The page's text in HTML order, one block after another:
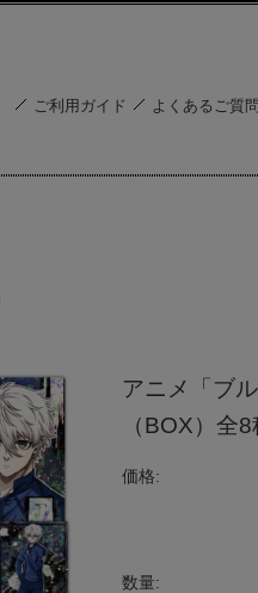
ご利用ガイド よくあるご質
アニメ「ブ
（BOX）全
価格:
数量: